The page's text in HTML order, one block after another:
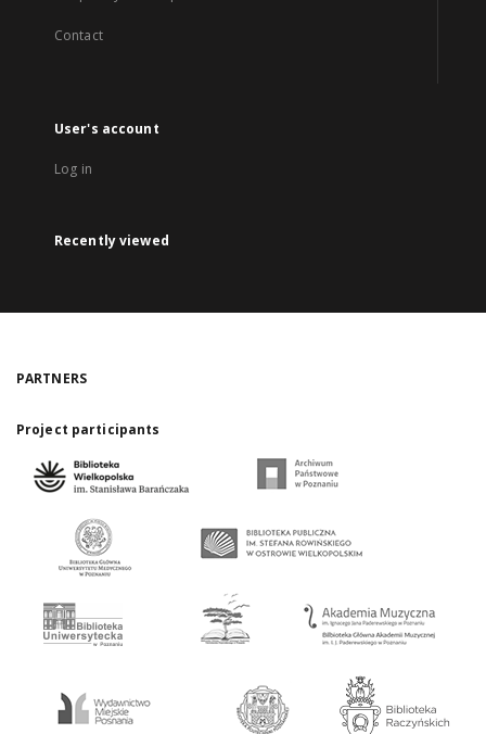
Contact
User's account
Log in
Recently viewed
PARTNERS
Project participants